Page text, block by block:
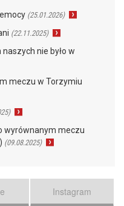
(25.01.2026)
(22.11.2025)
nie było w
meczu w Torzymiu
wyrównanym meczu
(09.08.2025)
Instagram